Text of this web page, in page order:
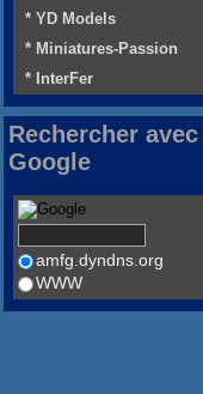
* YD Models
* Miniatures-Passion
* InterFer
Rechercher avec
Google
amfg.dyndns.org
WWW